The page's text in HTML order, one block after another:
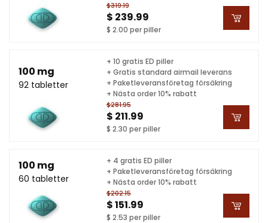
$319.19
$ 239.99
$ 2.00 per piller
100 mg
92 tabletter
$281.95
$ 211.99
$ 2.30 per piller
+ 10 gratis ED piller
+ Gratis standard airmail leverans
+ Paketleveransföretag försäkring
+ Nästa order 10% rabatt
100 mg
60 tabletter
$202.15
$ 151.99
$ 2.53 per piller
+ 4 gratis ED piller
+ Paketleveransföretag försäkring
+ Nästa order 10% rabatt